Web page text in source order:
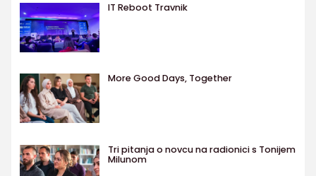
IT Reboot Travnik
More Good Days, Together
Tri pitanja o novcu na radionici s Tonijem
Milunom